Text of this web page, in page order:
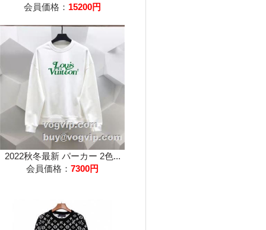
会員価格： 15200円
2022秋冬最新 パーカー 2色...
会員価格： 7300円